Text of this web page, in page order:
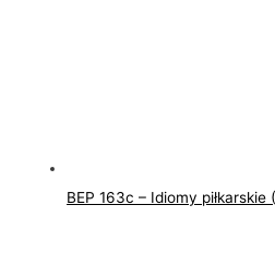
BEP 163c – Idiomy piłkarskie